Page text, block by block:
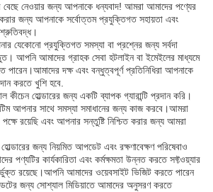
বেছে নেওয়ার জন্য আপনাকে ধন্যবাদ! আমরা আমাদের পণ্যের
করার জন্য আপনাকে সর্বোত্তম প্রযুক্তিগত সহায়তা এবং
যেকোনো প্রযুক্তিগত সমস্যা বা প্রশ্নের জন্য সর্বদা
আপনি আমাদের গ্রাহক সেবা হটলাইন বা ইমেইলের মাধ্যমে
পারেন।আমাদের দক্ষ এবং বন্ধুত্বপূর্ণ প্রতিনিধিরা আপনাকে
করতে খুশি হবে.
হোল্ডারের জন্য একটি ব্যাপক গ্যারান্টি প্রদান করি।
আপনার সাথে সমস্যা সমাধানের জন্য কাজ করবে।আমরা
রয়েছি এবং আপনার সন্তুষ্টি নিশ্চিত করার জন্য আমরা
জন্য নিয়মিত আপডেট এবং রক্ষণাবেক্ষণ পরিষেবাও
পণ্যটির কার্যকারিতা এবং কর্মক্ষমতা উন্নত করতে সফ্টওয়্যার
রয়েছে।আপনি আমাদের ওয়েবসাইট ভিজিট করতে পারেন
জন্য সোশ্যাল মিডিয়াতে আমাদের অনুসরণ করতে